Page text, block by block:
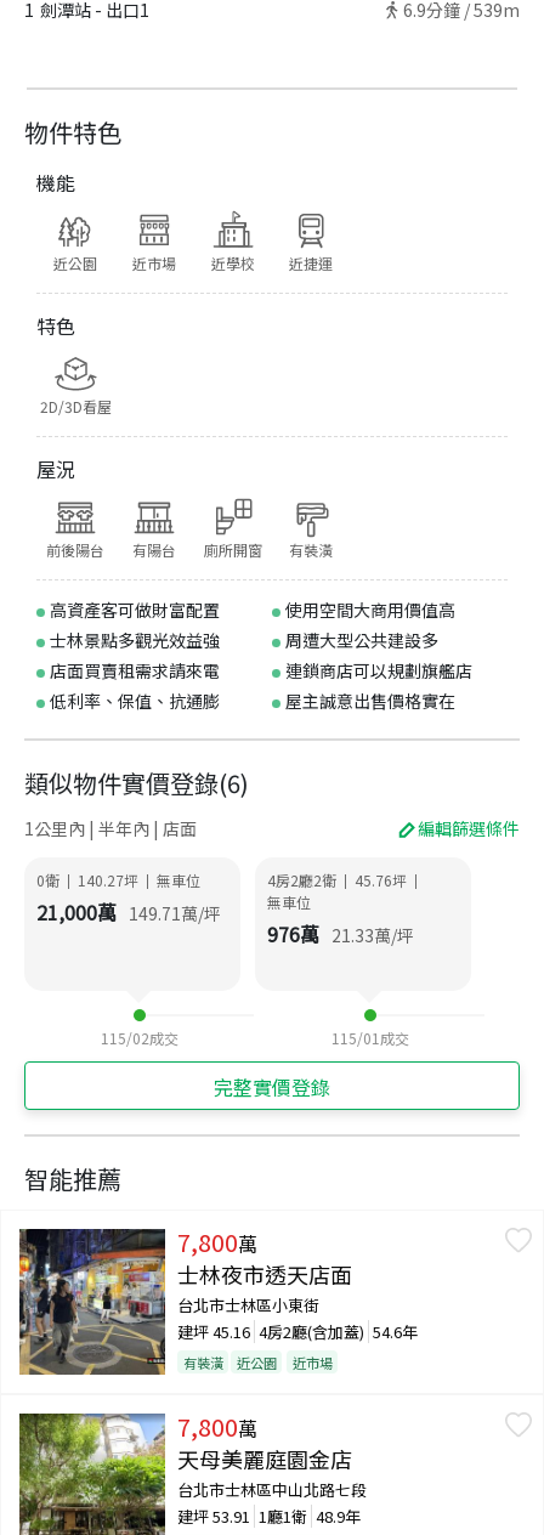
物件特色
機能
近公園 近市場 近學校 近捷運
特色
2D/3D看屋
屋況
前後陽台 有陽台 廁所開窗 有裝潢
高資產客可做財富配置
使用空間大商用價值高
士林景點多觀光效益強
周遭大型公共建設多
店面買賣租需求請來電
連鎖商店可以規劃旗艦店
低利率、保值、抗通膨
屋主誠意出售價格實在
1 劍潭站 - 出口1 6.9分鐘 /539m
類似物件實價登錄(6)
1公里內 | 半年內 | 店面 編輯篩選條件
0衛 | 140.27坪 | 無車位
21,000萬 149.71 萬/坪
115/02成交
4房2廳2衛 | 45.76坪 |
無車位
976萬 21.33萬/坪
115/01 成交
完整實價登錄
智能推薦
7,800萬
士林夜市透天店面
台北市士林區小東街
建坪45.16 4房2廳(含加蓋) 54.6年
有裝潢 近公園 近市場
7,800萬
天母美麗庭園金店
台北市士林區中山北路七段
建坪53.91 1廳1衛 48.9年